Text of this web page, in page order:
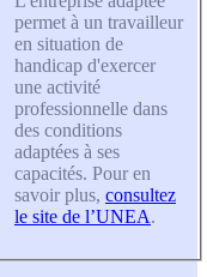
permet à un travailleur
en situation de
handicap d'exercer
une activité
professionnelle dans
des conditions
adaptées à ses
capacités. Pour en
savoir plus, consultez
le site de l’UNEA.